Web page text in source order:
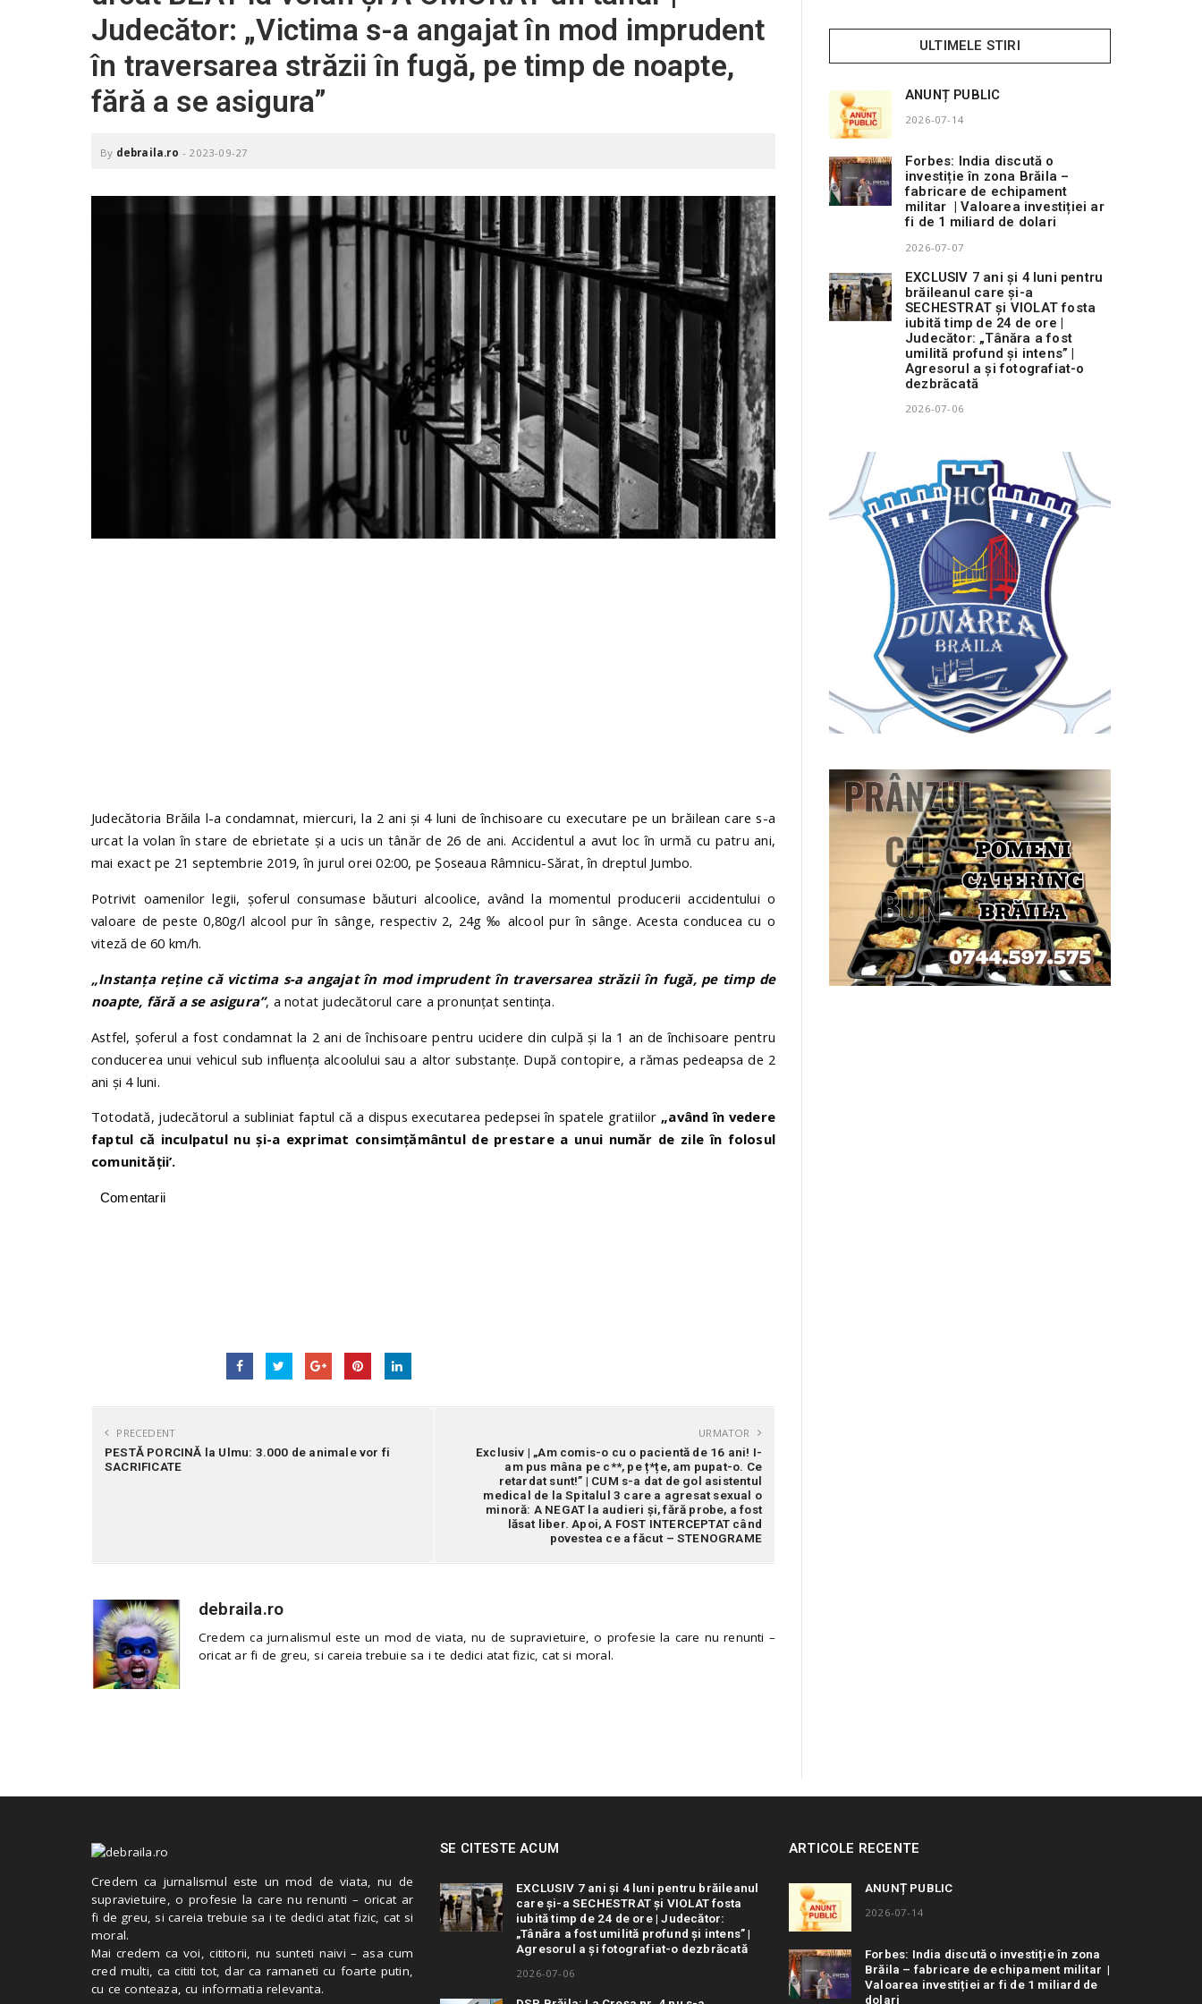
.
r
Judecător: „Victima s-a angajat în mod imprudent
în traversarea străzii în fugă, pe timp de noapte,
fără a se asigura”
By debraila.ro - 2023-09-27
Judecătoria Brăila l-a condamnat, miercuri, la 2 ani și 4 luni de închisoare cu executare pe un brăilean care s-a
urcat la volan în stare de ebrietate și a ucis un tânăr de 26 de ani. Accidentul a avut loc în urmă cu patru ani,
mai exact pe 21 septembrie 2019, în jurul orei 02:00, pe Șoseaua Râmnicu-Sărat, în dreptul Jumbo.
Potrivit oamenilor legii, șoferul consumase băuturi alcoolice, având la momentul producerii accidentului o
valoare de peste 0,80g/l alcool pur în sânge, respectiv 2, 24g ‰ alcool pur în sânge. Acesta conducea cu o
viteză de 60 km/h.
„Instanţa reţine că victima s-a angajat în mod imprudent în traversarea străzii în fugă, pe timp de
noapte, fără a se asigura”, a notat judecătorul care a pronunțat sentința.
Astfel, șoferul a fost condamnat la 2 ani de închisoare pentru ucidere din culpă și la 1 an de închisoare pentru
conducerea unui vehicul sub influenţa alcoolului sau a altor substanţe. După contopire, a rămas pedeapsa de 2
ani și 4 luni.
Totodată, judecătorul a subliniat faptul că a dispus executarea pedepsei în spatele gratiilor „având în vedere
faptul că inculpatul nu şi-a exprimat consimţământul de prestare a unui număr de zile în folosul
comunităţii’.
Comentarii
PRECEDENT
PESTĂ PORCINĂ la Ulmu: 3.000 de animale vor fi
SACRIFICATE
URMATOR
Exclusiv | „Am comis-o cu o pacientă de 16 ani! I-
am pus mâna pe c**, pe ț*țe, am pupat-o. Ce
retardat sunt!” | CUM s-a dat de gol asistentul
medical de la Spitalul 3 care a agresat sexual o
minoră: A NEGAT la audieri și, fără probe, a fost
lăsat liber. Apoi, A FOST INTERCEPTAT când
povestea ce a făcut – STENOGRAME
debraila.ro
Credem ca jurnalismul este un mod de viata, nu de supravietuire, o profesie la care nu renunti –
oricat ar fi de greu, si careia trebuie sa i te dedici atat fizic, cat si moral.
ULTIMELE STIRI
ANUNȚ PUBLIC
2026-07-14
Forbes: India discută o
investiție în zona Brăila –
fabricare de echipament
militar | Valoarea investiției ar
fi de 1 miliard de dolari
2026-07-07
EXCLUSIV 7 ani și 4 luni pentru
brăileanul care și-a
SECHESTRAT și VIOLAT fosta
iubită timp de 24 de ore |
Judecător: „Tânăra a fost
umilită profund și intens” |
Agresorul a și fotografiat-o
dezbrăcată
2026-07-06
Credem ca jurnalismul este un mod de viata, nu de
supravietuire, o profesie la care nu renunti – oricat ar
fi de greu, si careia trebuie sa i te dedici atat fizic, cat si
moral.
Mai credem ca voi, cititorii, nu sunteti naivi – asa cum
cred multi, ca cititi tot, dar ca ramaneti cu foarte putin,
cu ce conteaza, cu informatia relevanta.
SE CITESTE ACUM
EXCLUSIV 7 ani și 4 luni pentru brăileanul
care și-a SECHESTRAT și VIOLAT fosta
iubită timp de 24 de ore | Judecător:
„Tânăra a fost umilită profund și intens” |
Agresorul a și fotografiat-o dezbrăcată
2026-07-06
ARTICOLE RECENTE
ANUNȚ PUBLIC
2026-07-14
Forbes: India discută o investiție în zona
Brăila – fabricare de echipament militar |
Valoarea investiției ar fi de 1 miliard de
dolari